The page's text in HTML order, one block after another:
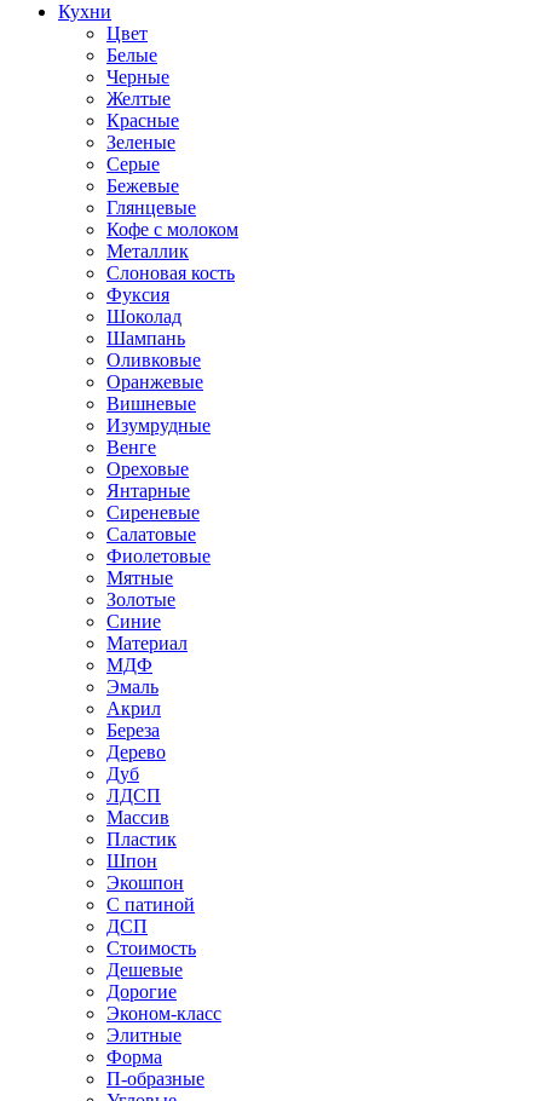
Кухни
Цвет
Белые
Черные
Желтые
Красные
Зеленые
Серые
Бежевые
Глянцевые
Кофе с молоком
Металлик
Слоновая кость
Фуксия
Шоколад
Шампань
Оливковые
Оранжевые
Вишневые
Изумрудные
Венге
Ореховые
Янтарные
Сиреневые
Салатовые
Фиолетовые
Мятные
Золотые
Синие
Материал
МДФ
Эмаль
Акрил
Береза
Дерево
Дуб
ЛДСП
Массив
Пластик
Шпон
Экошпон
С патиной
ДСП
Стоимость
Дешевые
Дорогие
Эконом-класс
Элитные
Форма
П-образные